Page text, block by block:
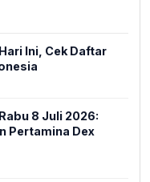
Ini, Cek Daftar
8 Juli 2026:
Pertamina Dex